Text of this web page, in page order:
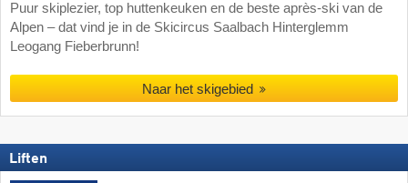
Puur skiplezier, top huttenkeuken en de beste après-ski van de
Alpen – dat vind je in de Skicircus Saalbach Hinterglemm
Leogang Fieberbrunn!
Naar het skigebied
Liften